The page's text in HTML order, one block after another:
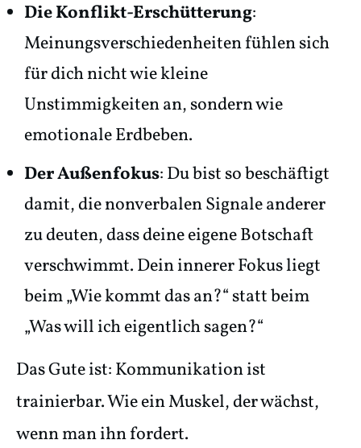
Die Konflikt-Erschütterung:
Meinungsverschiedenheiten fühlen sich
für dich nicht wie kleine
Unstimmigkeiten an, sondern wie
emotionale Erdbeben.
Der Außenfokus: Du bist so beschäftigt
damit, die nonverbalen Signale anderer
zu deuten, dass deine eigene Botschaft
verschwimmt. Dein innerer Fokus liegt
beim „Wie kommt das an?“ statt beim
„Was will ich eigentlich sagen?“
Das Gute ist: Kommunikation ist
trainierbar. Wie ein Muskel, der wächst,
wenn man ihn fordert.